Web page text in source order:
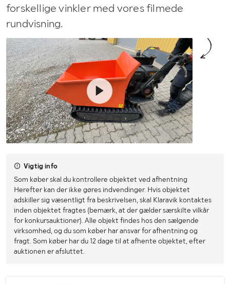
forskellige vinkler med vores filmede
rundvisning.
Vigtig info
Som køber skal du kontrollere objektet ved afhentning
Herefter kan der ikke gøres indvendinger. Hvis objektet
adskiller sig væsentligt fra beskrivelsen, skal Klaravik kontaktes
inden objektet fragtes (bemærk, at der gælder særskilte vilkår
for konkursauktioner). Alle objekt findes hos den sælgende
virksomhed, og du som køber har ansvar for afhentning og
fragt. Som køber har du 12 dage til at afhente objektet, efter
auktionen er afsluttet.